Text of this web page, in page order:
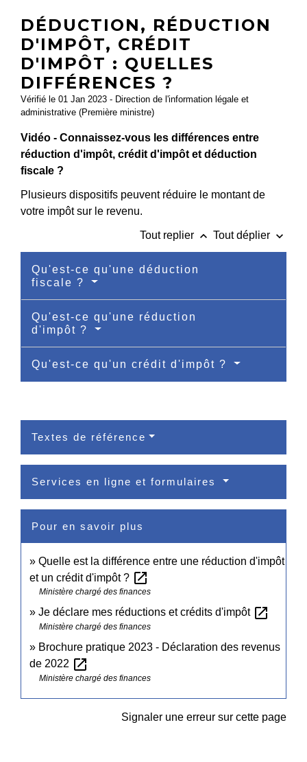
DÉDUCTION, RÉDUCTION
D'IMPÔT, CRÉDIT
D'IMPÔT : QUELLES
DIFFÉRENCES ?
Vérifié le 01 Jan 2023 - Direction de l'information légale et
administrative (Première ministre)
Vidéo - Connaissez-vous les différences entre
réduction d'impôt, crédit d'impôt et déduction
fiscale ?
Plusieurs dispositifs peuvent réduire le montant de
votre impôt sur le revenu.
Tout replier keyboard_arrow_up Tout déplier keyboard_arrow_down
Qu'est-ce qu'une déduction
fiscale ?
Qu'est-ce qu'une réduction
d'impôt ?
Qu'est-ce qu'un crédit d'impôt ?
Textes de référence
Services en ligne et formulaires
Pour en savoir plus
Quelle est la différence entre une réduction d'impôt
et un crédit d'impôt ? open_in_new
Ministère chargé des finances
Je déclare mes réductions et crédits d'impôt open_in_new
Ministère chargé des finances
Brochure pratique 2023 - Déclaration des revenus
de 2022 open_in_new
Ministère chargé des finances
Signaler une erreur sur cette page